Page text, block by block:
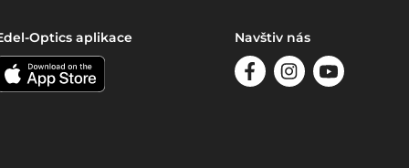
Optics aplikace Navštiv nás